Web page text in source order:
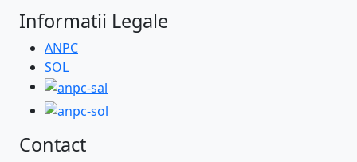
Informatii Legale
ANPC
SOL
Contact